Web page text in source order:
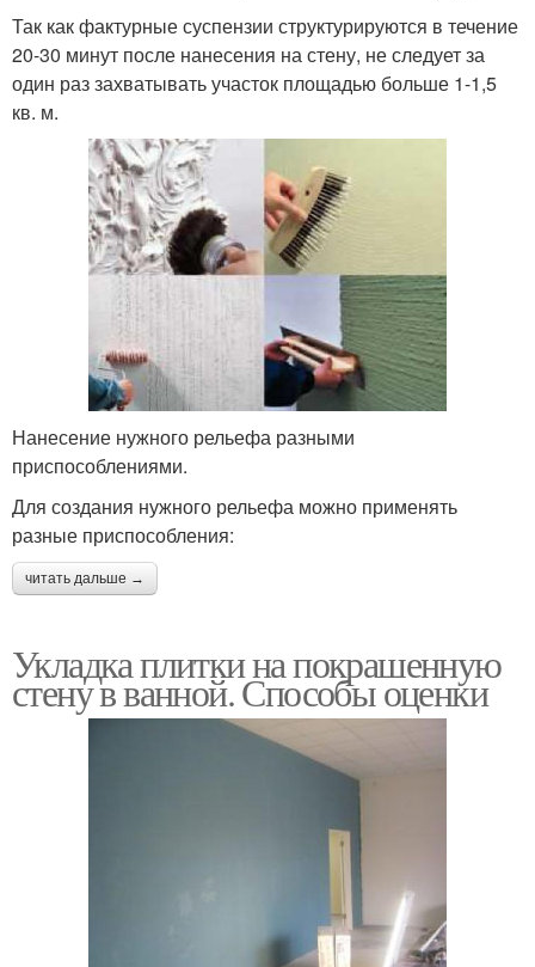
Так как фактурные суспензии структурируются в течение
20-30 минут после нанесения на стену, не следует за
один раз захватывать участок площадью больше 1-1,5
кв. м.
Нанесение нужного рельефа разными
приспособлениями.
Для создания нужного рельефа можно применять
разные приспособления:
читать дальше →
Укладка плитки на покрашенную
стену в ванной. Способы оценки